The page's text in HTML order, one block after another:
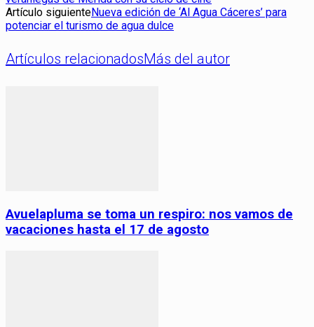
Artículo siguienteNueva edición de ‘Al Agua Cáceres’ para
potenciar el turismo de agua dulce
Artículos relacionadosMás del autor
Avuelapluma se toma un respiro: nos vamos de
vacaciones hasta el 17 de agosto